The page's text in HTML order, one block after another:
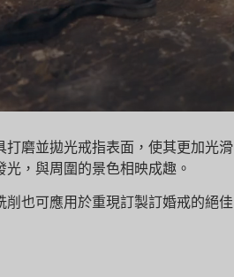
打磨並拋光戒指表面，使其更加光滑
光，與周圍的景色相映成趣。
削也可應用於重現訂製訂婚戒的絕佳